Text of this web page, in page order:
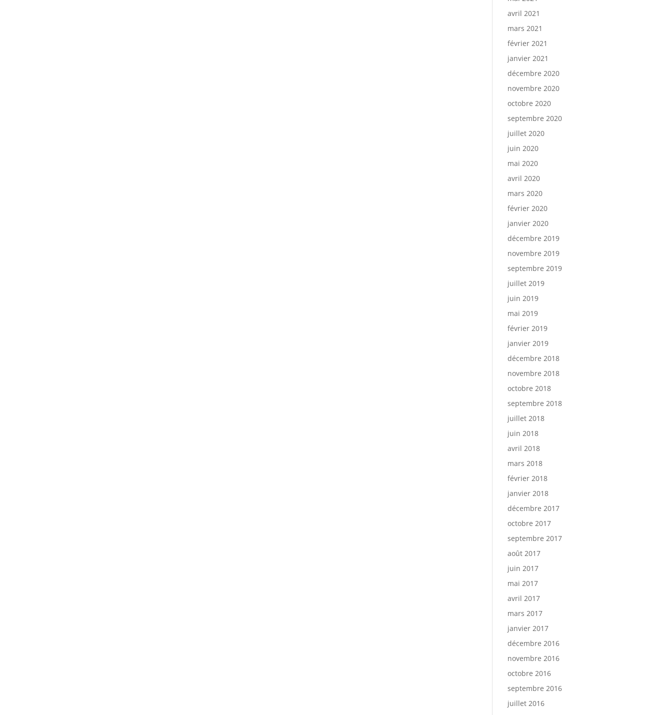
avril 2021
mars 2021
février 2021
janvier 2021
décembre 2020
novembre 2020
octobre 2020
septembre 2020
juillet 2020
juin 2020
mai 2020
avril 2020
mars 2020
février 2020
janvier 2020
décembre 2019
novembre 2019
septembre 2019
juillet 2019
juin 2019
mai 2019
février 2019
janvier 2019
décembre 2018
novembre 2018
octobre 2018
septembre 2018
juillet 2018
juin 2018
avril 2018
mars 2018
février 2018
janvier 2018
décembre 2017
octobre 2017
septembre 2017
août 2017
juin 2017
mai 2017
avril 2017
mars 2017
janvier 2017
décembre 2016
novembre 2016
octobre 2016
septembre 2016
juillet 2016